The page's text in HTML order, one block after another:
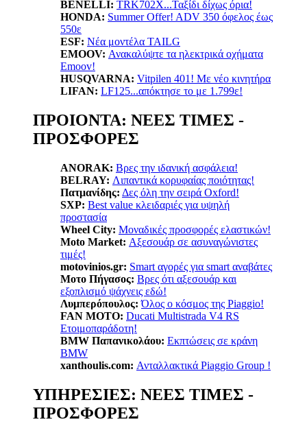
BENELLI: TRK702X...Ταξίδι δίχως όρια!
HONDA: Summer Offer! ADV 350 όφελος έως
550ε
ESF: Νέα μοντέλα TAILG
EMOOV: Ανακαλύψτε τα ηλεκτρικά οχήματα
Emoov!
HUSQVARNA: Vitpilen 401! Με νέο κινητήρα
LIFAN: LF125...απόκτησε το με 1.799ε!
ΠΡΟΙΟΝΤΑ: ΝΕΕΣ ΤΙΜΕΣ -
ΠΡΟΣΦΟΡΕΣ
ANORAK: Βρες την ιδανική ασφάλεια!
BELRAY: Λιπαντικά κορυφαίας ποιότητας!
Πατμανίδης: Δες όλη την σειρά Oxford!
SXP: Βest value κλειδαριές για υψηλή
προστασία
Wheel City: Μοναδικές προσφορές ελαστικών!
Moto Market: Αξεσουάρ σε ασυναγώνιστες
τιμές!
motovinios.gr: Smart αγορές για smart αναβάτες
Μοτο Πήγασος: Βρες ότι αξεσουάρ και
εξοπλισμό ψάχνεις εδώ!
Λυμπερόπουλος: Όλος ο κόσμος της Piaggio!
FAN MOTO: Ducati Multistrada V4 RS
Ετοιμοπαράδοτη!
BMW Παπανικολάου: Εκπτώσεις σε κράνη
BMW
xanthoulis.com: Ανταλλακτικά Piaggio Group !
ΥΠΗΡΕΣΙΕΣ: ΝΕΕΣ ΤΙΜΕΣ -
ΠΡΟΣΦΟΡΕΣ